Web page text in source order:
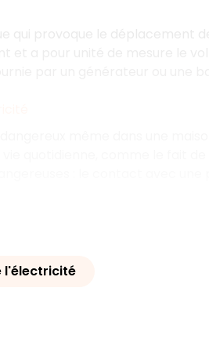
l'électricité